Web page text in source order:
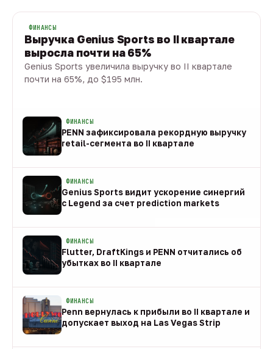
ФИНАНСЫ
Выручка Genius Sports во II квартале
выросла почти на 65%
Genius Sports увеличила выручку во II квартале
почти на 65%, до $195 млн.
ФИНАНСЫ
PENN зафиксировала рекордную выручку
retail-сегмента во II квартале
ФИНАНСЫ
Genius Sports видит ускорение синергий
с Legend за счет prediction markets
ФИНАНСЫ
Flutter, DraftKings и PENN отчитались об
убытках во II квартале
ФИНАНСЫ
Penn вернулась к прибыли во II квартале и
допускает выход на Las Vegas Strip